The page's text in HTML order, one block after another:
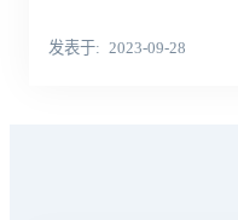
发表于 2023-09-28